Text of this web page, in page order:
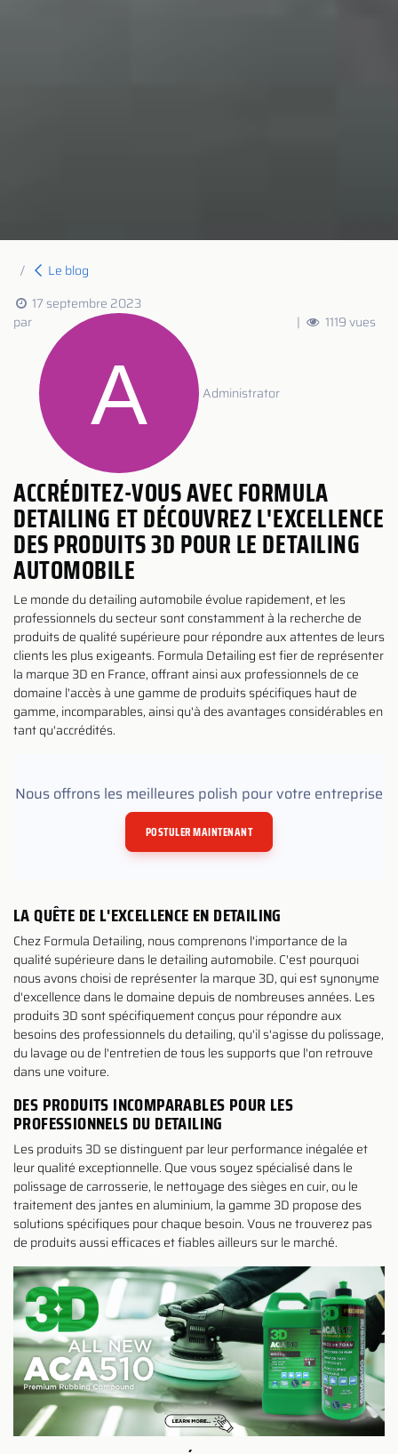
Le blog
17 septembre 2023
par
Administrator
| 1119 vues
ACCRÉDITEZ-VOUS AVEC FORMULA
DETAILING ET DÉCOUVREZ L'EXCELLENCE
DES PRODUITS 3D POUR LE DETAILING
AUTOMOBILE
Le monde du detailing automobile évolue rapidement, et les
professionnels du secteur sont constamment à la recherche de
produits de qualité supérieure pour répondre aux attentes de leurs
clients les plus exigeants. Formula Detailing est fier de représenter
la marque 3D en France, offrant ainsi aux professionnels de ce
domaine l'accès à une gamme de produits spécifiques haut de
gamme, incomparables, ainsi qu'à des avantages considérables en
tant qu'accrédités.
Nous offrons les meilleures polish pour votre entreprise
POSTULER MAINTENANT
LA QUÊTE DE L'EXCELLENCE EN DETAILING
Chez Formula Detailing, nous comprenons l'importance de la
qualité supérieure dans le detailing automobile. C'est pourquoi
nous avons choisi de représenter la marque 3D, qui est synonyme
d'excellence dans le domaine depuis de nombreuses années. Les
produits 3D sont spécifiquement conçus pour répondre aux
besoins des professionnels du detailing, qu'il s'agisse du polissage,
du lavage ou de l'entretien de tous les supports que l'on retrouve
dans une voiture.
DES PRODUITS INCOMPARABLES POUR LES
PROFESSIONNELS DU DETAILING
Les produits 3D se distinguent par leur performance inégalée et
leur qualité exceptionnelle. Que vous soyez spécialisé dans le
polissage de carrosserie, le nettoyage des sièges en cuir, ou le
traitement des jantes en aluminium, la gamme 3D propose des
solutions spécifiques pour chaque besoin. Vous ne trouverez pas
de produits aussi efficaces et fiables ailleurs sur le marché.